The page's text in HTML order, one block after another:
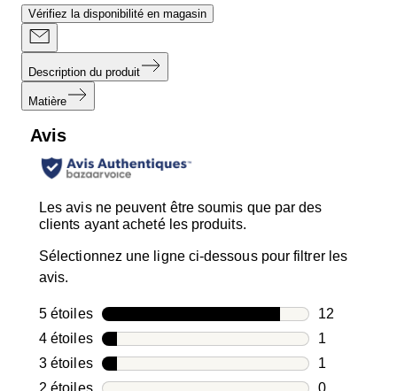
Vérifiez la disponibilité en magasin
Description du produit
Matière
Avis
Les avis ne peuvent être soumis que par des
clients ayant acheté les produits.
Sélectionnez une ligne ci-dessous pour filtrer les
avis.
5 étoilesétoiles
12
12 avis
4 étoilesétoiles
1
1 avis avec
3 étoilesétoiles
1
1 avis avec